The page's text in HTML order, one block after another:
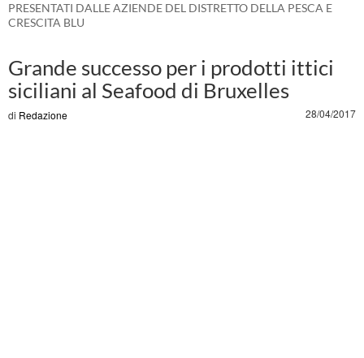
PRESENTATI DALLE AZIENDE DEL DISTRETTO DELLA PESCA E
CRESCITA BLU
Grande successo per i prodotti ittici
siciliani al Seafood di Bruxelles
di Redazione 28/04/2017